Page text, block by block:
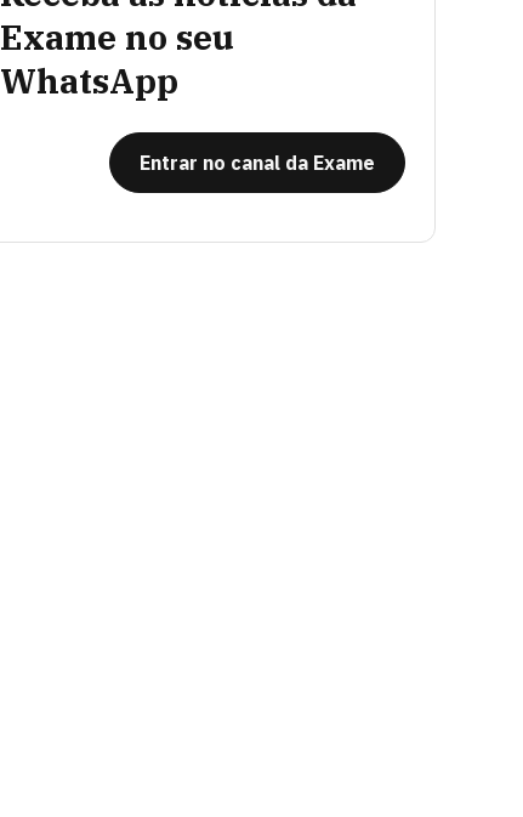
Exame no seu
WhatsApp
Entrar no canal da Exame